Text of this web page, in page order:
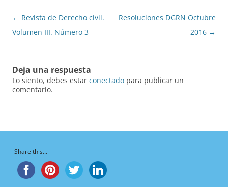
Navegación
de
← Revista de Derecho civil.
Volumen III. Número 3
Resoluciones DGRN Octubre
2016 →
Deja una respuesta
Lo siento, debes estar conectado para publicar un
comentario.
Share this...